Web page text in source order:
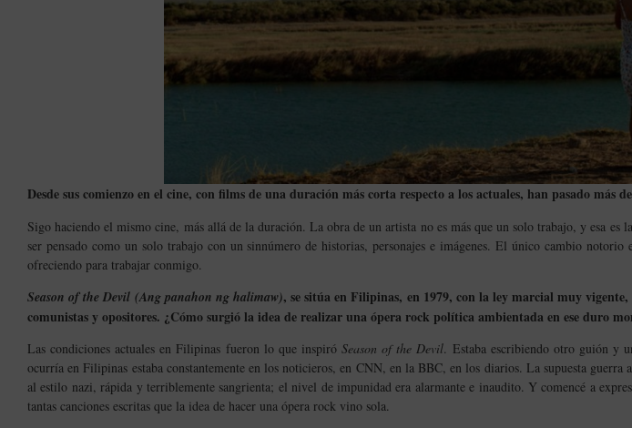
Desde sus comienzo en el cine, con films de una duración más corta respecto a los actuales, han pasado más
Sigo haciendo el mismo cine, más allá de la duración. La obra de un artista no es más que un solo trabajo, y esa
ser pensado como un solo trabajo con un sinnúmero de historias, personajes e imágenes. El único cambio notorio
ofreciendo para trabajar conmigo.
Season of the Devil (Ang panahon ng halimaw), se sitúa en Filipinas, en 1979, con la ley marcial muy
comunistas y opositores. ¿Cómo surgió la idea de realizar una ópera rock política ambientada en ese duro
Las condiciones actuales en Filipinas fueron lo que inspiróSeason of the Devil. Estaba escribiendo otro guión y
ocurría en Filipinas estaba constantemente en los noticieros, en CNN, en la BBC, en los diarios. La supuesta
al estilo nazi, rápida y terriblemente sangrienta; el nivel de impunidad era alarmante e inaudito. Y comencé a
tantas canciones escritas que la idea de hacer una ópera rock vino sola.